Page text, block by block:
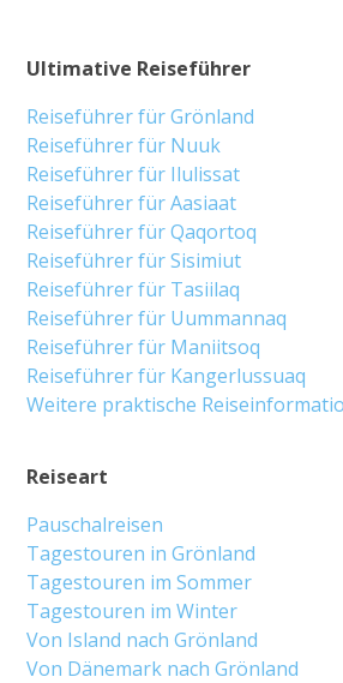
Reiseart
Pauschalreisen
Tagestouren in Grönland
Tagestouren im Sommer
Tagestouren im Winter
Von Island nach Grönland
Von Dänemark nach Grönland
Ultimative Reiseführer
Reiseführer für Grönland
Reiseführer für Nuuk
Reiseführer für Ilulissat
Reiseführer für Aasiaat
Reiseführer für Qaqortoq
Reiseführer für Sisimiut
Reiseführer für Tasiilaq
Reiseführer für Uummannaq
Reiseführer für Maniitsoq
Reiseführer für Kangerlussuaq
Weitere praktische